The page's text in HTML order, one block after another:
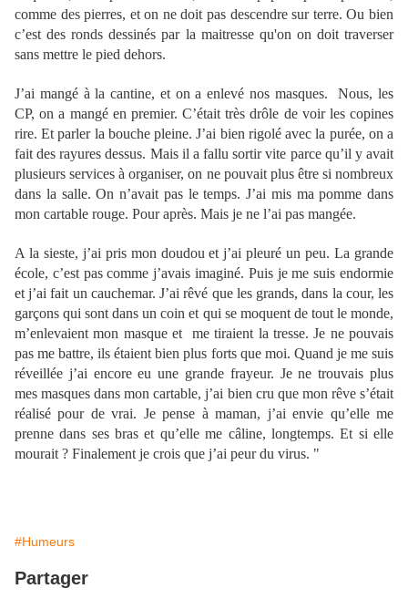
comme des pierres, et on ne doit pas descendre sur terre. Ou bien
c’est des ronds dessinés par la maitresse qu'on on doit traverser
sans mettre le pied dehors.
J’ai mangé à la cantine, et on a enlevé nos masques. Nous, les
CP, on a mangé en premier. C’était très drôle de voir les copines
rire. Et parler la bouche pleine. J’ai bien rigolé avec la purée, on a
fait des rayures dessus. Mais il a fallu sortir vite parce qu’il y avait
plusieurs services à organiser, on ne pouvait plus être si nombreux
dans la salle. On n’avait pas le temps. J’ai mis ma pomme dans
mon cartable rouge. Pour après. Mais je ne l’ai pas mangée.
A la sieste, j’ai pris mon doudou et j’ai pleuré un peu. La grande
école, c’est pas comme j’avais imaginé. Puis je me suis endormie
et j’ai fait un cauchemar. J’ai rêvé que les grands, dans la cour, les
garçons qui sont dans un coin et qui se moquent de tout le monde,
m’enlevaient mon masque et me tiraient la tresse. Je ne pouvais
pas me battre, ils étaient bien plus forts que moi. Quand je me suis
réveillée j’ai encore eu une grande frayeur. Je ne trouvais plus
mes masques dans mon cartable, j’ai bien cru que mon rêve s’était
réalisé pour de vrai. Je pense à maman, j’ai envie qu’elle me
prenne dans ses bras et qu’elle me câline, longtemps. Et si elle
mourait ? Finalement je crois que j’ai peur du virus. "
#Humeurs
Partager